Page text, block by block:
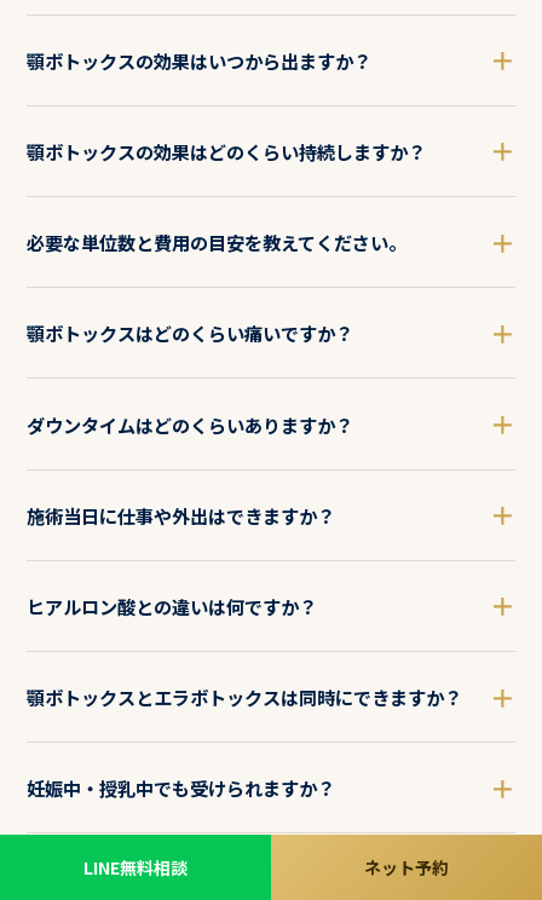
顎ボトックスの効果はいつから出ますか？ ＋
顎ボトックスの効果はどのくらい持続しますか？ ＋
必要な単位数と費用の目安を教えてください。 ＋
顎ボトックスはどのくらい痛いですか？ ＋
ダウンタイムはどのくらいありますか？ ＋
施術当日に仕事や外出はできますか？ ＋
ヒアルロン酸との違いは何ですか？ ＋
顎ボトックスとエラボトックスは同時にできますか？ ＋
妊娠中・授乳中でも受けられますか？ ＋
初診料はかかりますか？
LINE無料相談 ネット予約